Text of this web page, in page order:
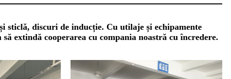
sticlă, discuri de inducție. Cu utilaje și echipamente
extindă cooperarea cu compania noastră cu încredere.